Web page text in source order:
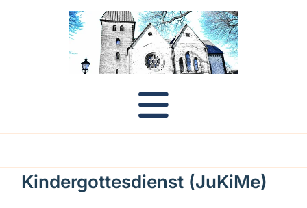
Kindergottesdienst (JuKiMe)